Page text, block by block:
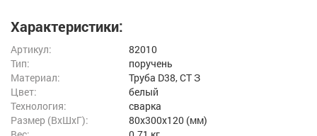
Характеристики:
Артикул:
82010
Тип:
поручень
Материал:
Труба D38, СТ З
Цвет:
белый
Технология:
сварка
Размер (ВxШxГ):
80x300x120 (мм)